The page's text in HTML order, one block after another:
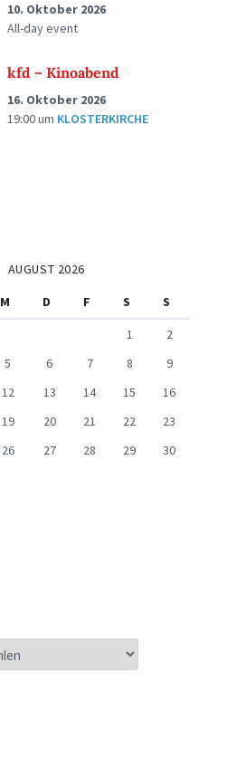
10. Oktober 2026
All-day event
kfd – Kinoabend
16. Oktober 2026
19:00um KLOSTERKIRCHE
AUGUST 2026
M D F S
S
1
2
5 6 7 8
9
12 13 14 15
16
19 20 21 22
23
26 27 28 29
30